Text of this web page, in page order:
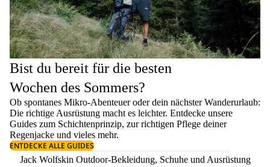
Bist du bereit für die besten
Wochen des Sommers?
Ob spontanes Mikro-Abenteuer oder dein nächster Wanderurlaub:
Die richtige Ausrüstung macht es leichter. Entdecke unsere
Guides zum Schichtenprinzip, zur richtigen Pflege deiner
Regenjacke und vieles mehr.
ENTDECKE ALLE GUIDES
Jack Wolfskin Outdoor-Bekleidung, Schuhe und Ausrüstung